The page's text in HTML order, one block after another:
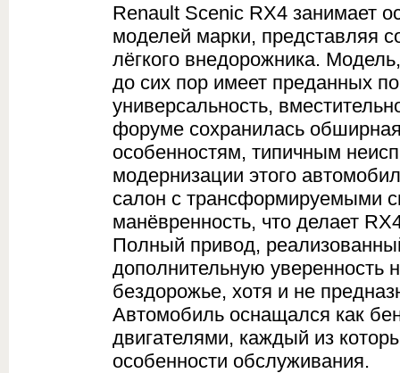
Renault Scenic RX4 занимает
моделей марки, представляя
лёгкого внедорожника.
до сих пор имеет преданных
универсальность,
форуме сохранилась
особенностям, типичным
модернизации этого
салон с трансформируемыми
манёвренность, что делает
Полный привод,
дополнительную уверенность
бездорожье, хотя и не
Автомобиль оснащался как
двигателями, каждый из
особенности обслуживания.